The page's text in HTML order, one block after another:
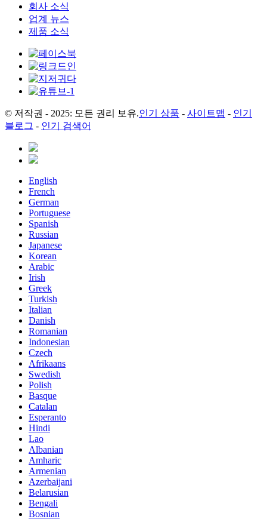
회사 소식
업계 뉴스
제품 소식
© 저작권 - 2025: 모든 권리 보유.인기 상품 - 사이트맵 - 인기
블로그 - 인기 검색어
English
French
German
Portuguese
Spanish
Russian
Japanese
Korean
Arabic
Irish
Greek
Turkish
Italian
Danish
Romanian
Indonesian
Czech
Afrikaans
Swedish
Polish
Basque
Catalan
Esperanto
Hindi
Lao
Albanian
Amharic
Armenian
Azerbaijani
Belarusian
Bengali
Bosnian